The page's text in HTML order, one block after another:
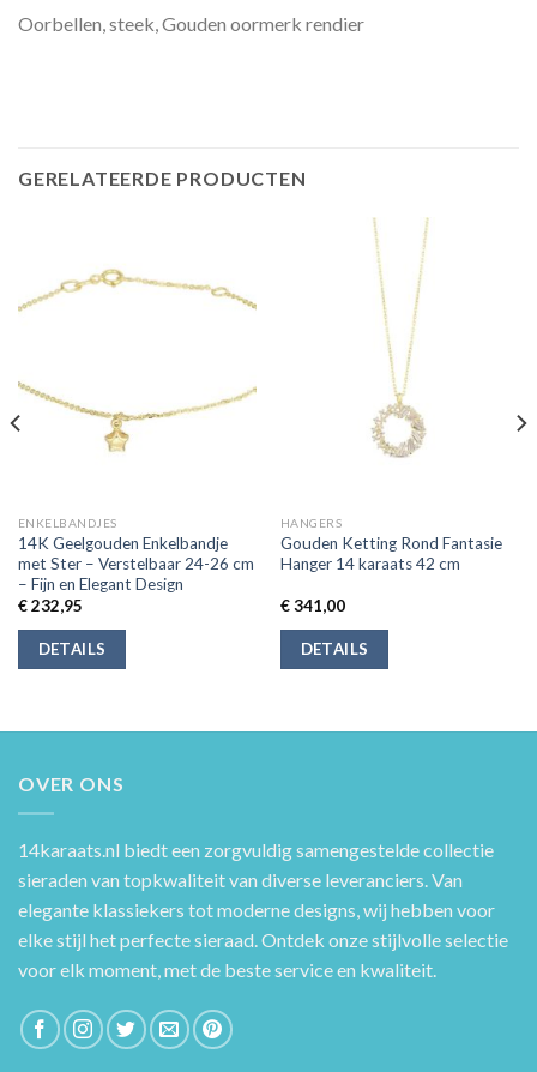
Oorbellen, steek, Gouden oormerk rendier
GERELATEERDE PRODUCTEN
ENKELBANDJES
14K Geelgouden Enkelbandje
met Ster – Verstelbaar 24-26 cm
– Fijn en Elegant Design
€232,95
DETAILS
HANGERS
Gouden Ketting Rond Fantasie
Hanger 14 karaats 42 cm
€341,00
DETAILS
OVER ONS
14karaats.nl biedt een zorgvuldig samengestelde collectie
sieraden van topkwaliteit van diverse leveranciers. Van
elegante klassiekers tot moderne designs, wij hebben voor
elke stijl het perfecte sieraad. Ontdek onze stijlvolle selectie
voor elk moment, met de beste service en kwaliteit.